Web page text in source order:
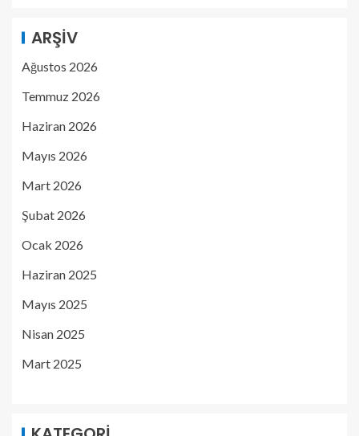
ARŞIV
Ağustos 2026
Temmuz 2026
Haziran 2026
Mayıs 2026
Mart 2026
Şubat 2026
Ocak 2026
Haziran 2025
Mayıs 2025
Nisan 2025
Mart 2025